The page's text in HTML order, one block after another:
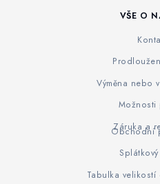
VŠE O
Výměna nebo
Možnosti
Záruka a
Obchodní
Tabulka velikostí